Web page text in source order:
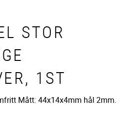
STOR
1ST
Mått: 44x14x4mm hål 2mm.